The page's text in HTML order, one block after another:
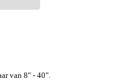
van 8" - 40".